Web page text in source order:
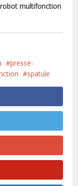
multifonction
presse-
spatule